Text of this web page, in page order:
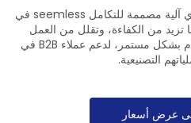
تقدم Raysoar معدات لحام ليزري آلية مصممة للتكامل seemless في
تزيد من الكفاءة، وتقلل من العمل
اليدوي، وتحافظ على جودة اللحام بشكل مستمر، لدعم عملاء B2B في
التصنيعية.
عرض أسعار